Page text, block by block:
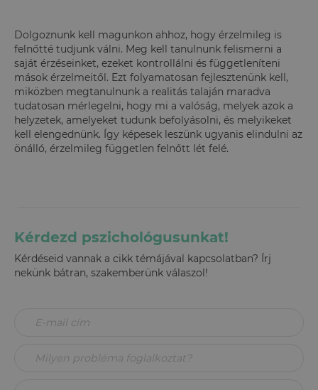
Dolgoznunk kell magunkon ahhoz, hogy érzelmileg is
felnőtté tudjunk válni. Meg kell tanulnunk felismerni a
saját érzéseinket, ezeket kontrollálni és függetleníteni
mások érzelmeitől. Ezt folyamatosan fejlesztenünk kell,
miközben megtanulnunk a realitás talaján maradva
tudatosan mérlegelni, hogy mi a valóság, melyek azok a
helyzetek, amelyeket tudunk befolyásolni, és melyikeket
kell elengednünk. Így képesek leszünk ugyanis elindulni az
önálló, érzelmileg független felnőtt lét felé.
Kérdezd pszichológusunkat!
Kérdéseid vannak a cikk témájával kapcsolatban? Írj
nekünk bátran, szakemberünk válaszol!